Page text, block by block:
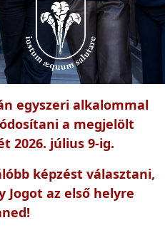
egyszeri alkalommal
a megjelölt
2026. július 9-ig.
képzést választani,
Jogot az első helyre